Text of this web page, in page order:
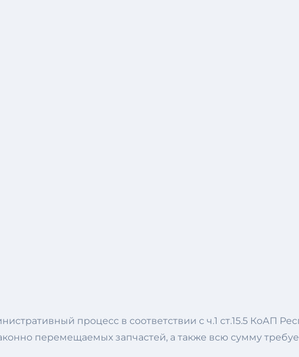
процесс в соответствии с ч.1 ст.15.5 КоАП
перемещаемых запчастей, а также всю сумму